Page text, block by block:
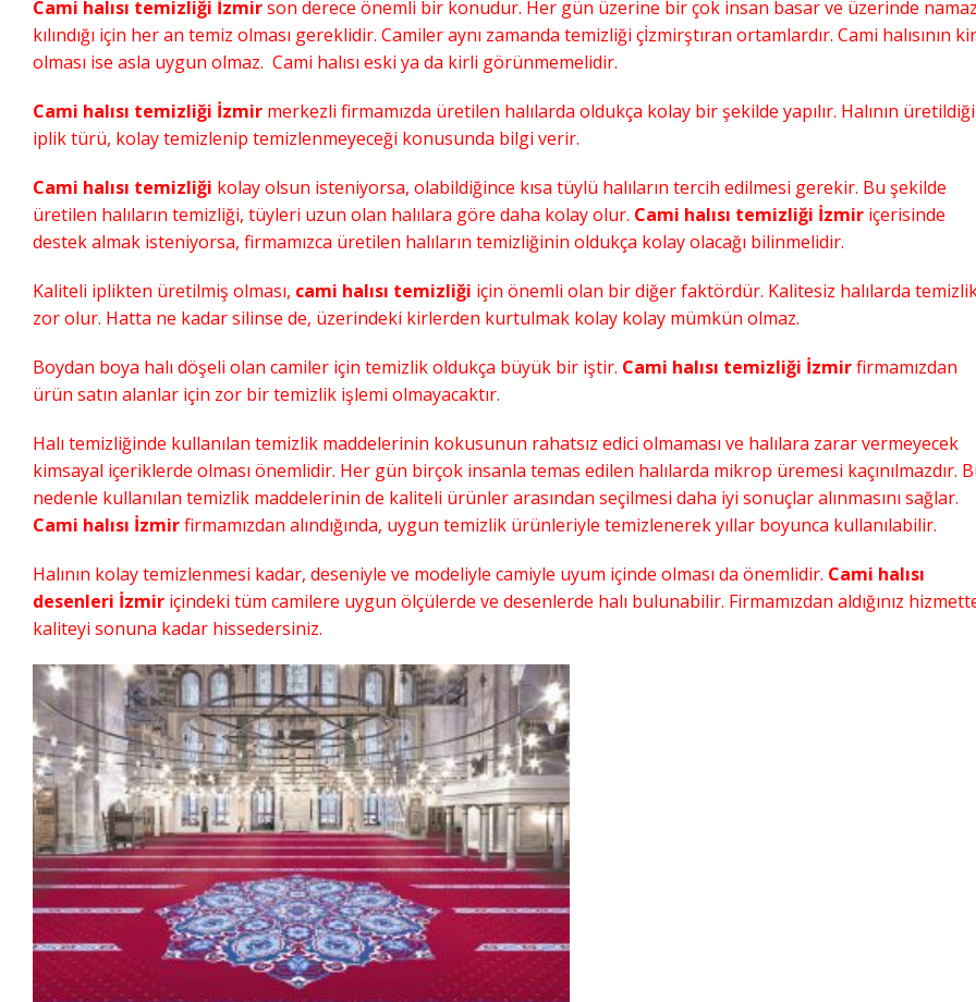
Cami halısı temizliği İzmirson derece önemli bir konudur. Her gün üzerine bir çok insan basar ve üzerinde namaz
kılındığı için her an temiz olması gereklidir. Camiler aynı zamanda temizliği çİzmirştıran ortamlardır. Cami halısının
olması ise asla uygun olmaz. Cami halısı eski ya da kirli görünmemelidir.
Cami halısı temizliği İzmir merkezli firmamızda üretilen halılarda oldukça kolay bir şekilde yapılır. Halının üretildiği
iplik türü, kolay temizlenip temizlenmeyeceği konusunda bilgi verir.
Cami halısı temizliği kolay olsun isteniyorsa, olabildiğince kısa tüylü halıların tercih edilmesi gerekir. Bu şekilde
üretilen halıların temizliği, tüyleri uzun olan halılara göre daha kolay olur. Cami halısı temizliği İzmir içerisinde
destek almak isteniyorsa, firmamızca üretilen halıların temizliğinin oldukça kolay olacağı bilinmelidir.
Kaliteli iplikten üretilmiş olması, cami halısı temizliği için önemli olan bir diğer faktördür. Kalitesiz halılarda
zor olur. Hatta ne kadar silinse de, üzerindeki kirlerden kurtulmak kolay kolay mümkün olmaz.
Boydan boya halı döşeli olan camiler için temizlik oldukça büyük bir iştir. Cami halısı temizliği İzmirfirmamızdan
ürün satın alanlar için zor bir temizlik işlemi olmayacaktır.
Halı temizliğinde kullanılan temizlik maddelerinin kokusunun rahatsız edici olmaması ve halılara zarar vermeyecek
kimsayal içeriklerde olması önemlidir. Her gün birçok insanla temas edilen halılarda mikrop üremesi kaçınılmazdır.
nedenle kullanılan temizlik maddelerinin de kaliteli ürünler arasından seçilmesi daha iyi sonuçlar alınmasını sağlar.
Cami halısı İzmirfirmamızdan alındığında, uygun temizlik ürünleriyle temizlenerek yıllar boyunca kullanılabilir.
Halının kolay temizlenmesi kadar, deseniyle ve modeliyle camiyle uyum içinde olması da önemlidir. Cami halısı
desenleri İzmir içindeki tüm camilere uygun ölçülerde ve desenlerde halı bulunabilir. Firmamızdan aldığınız
kaliteyi sonuna kadar hissedersiniz.